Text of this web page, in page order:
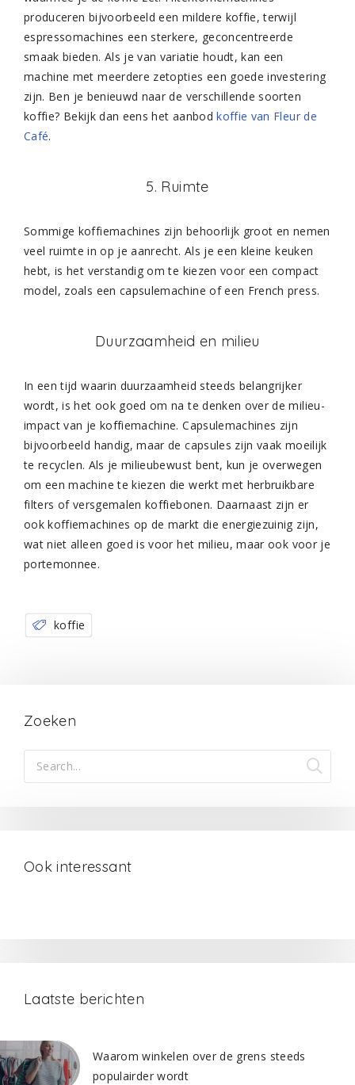
produceren bijvoorbeeld een mildere koffie, terwijl
espressomachines een sterkere, geconcentreerde
smaak bieden. Als je van variatie houdt, kan een
machine met meerdere zetopties een goede investering
zijn. Ben je benieuwd naar de verschillende soorten
koffie? Bekijk dan eens het aanbodkoffie van Fleur de
Café.
5. Ruimte
Sommige koffiemachines zijn behoorlijk groot en nemen
veel ruimte in op je aanrecht. Als je een kleine keuken
hebt, is het verstandig om te kiezen voor een compact
model, zoals een capsulemachine of een French press.
Duurzaamheid en milieu
In een tijd waarin duurzaamheid steeds belangrijker
wordt, is het ook goed om na te denken over de milieu-
impact van je koffiemachine. Capsulemachines zijn
bijvoorbeeld handig, maar de capsules zijn vaak moeilijk
te recyclen. Als je milieubewust bent, kun je overwegen
om een machine te kiezen die werkt met herbruikbare
filters of versgemalen koffiebonen. Daarnaast zijn er
ook koffiemachines op de markt die energiezuinig zijn,
wat niet alleen goed is voor het milieu, maar ook voor je
portemonnee.
koffie
Zoeken
Ook interessant
Laatste berichten
Waarom winkelen over de grens steeds
populairder wordt